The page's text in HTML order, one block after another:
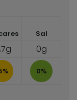
Sal
0g
0%